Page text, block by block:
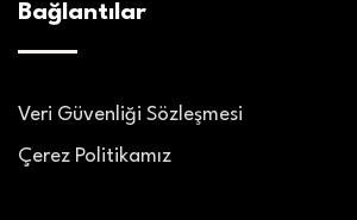
Bağlantılar
Veri Güvenliği Sözleşmesi
Çerez Politikamız